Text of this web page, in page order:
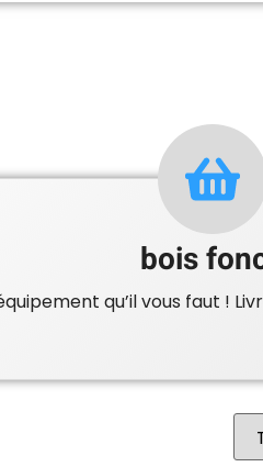
bois
qu’il vous faut !